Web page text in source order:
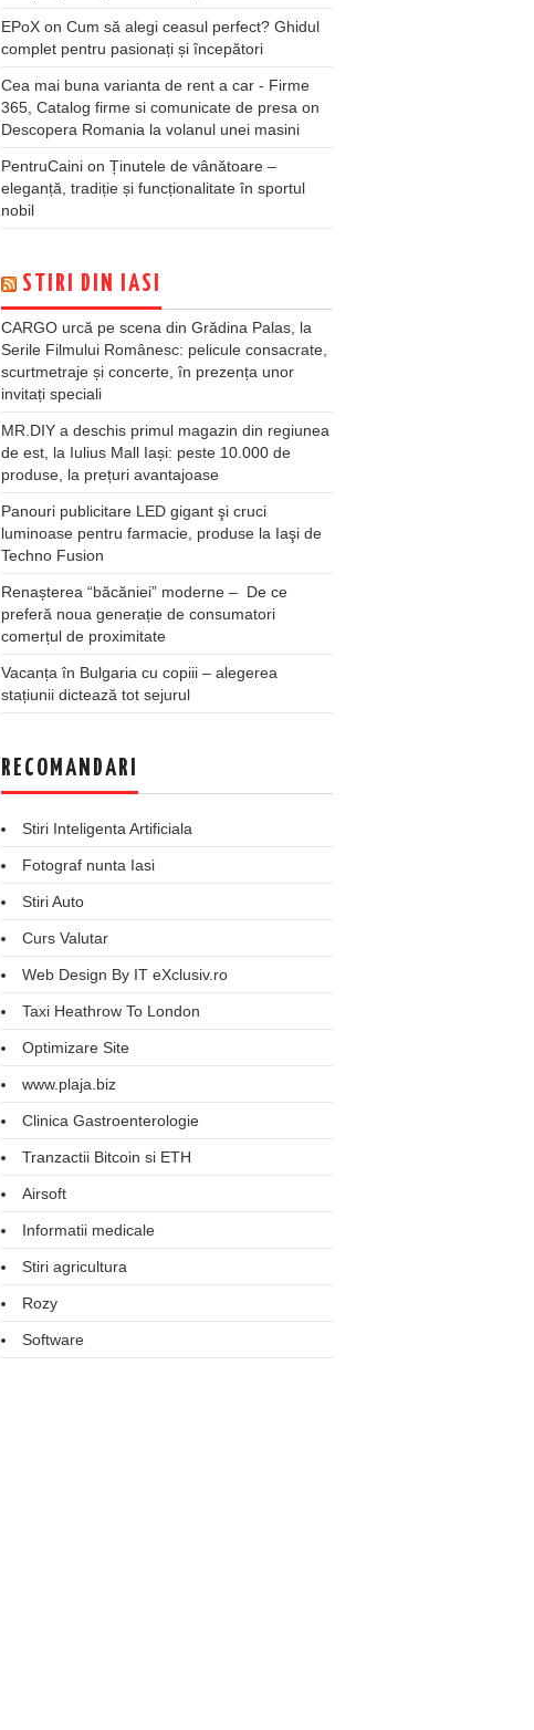
EPoX on Cum să alegi ceasul perfect? Ghidul
complet pentru pasionați și începători
Cea mai buna varianta de rent a car - Firme
365, Catalog firme si comunicate de presa on
Descopera Romania la volanul unei masini
PentruCaini on Ținutele de vânătoare –
eleganță, tradiție și funcționalitate în sportul
nobil
STIRI DIN IASI
CARGO urcă pe scena din Grădina Palas, la
Serile Filmului Românesc: pelicule consacrate,
scurtmetraje și concerte, în prezența unor
invitați speciali
MR.DIY a deschis primul magazin din regiunea
de est, la Iulius Mall Iași: peste 10.000 de
produse, la prețuri avantajoase
Panouri publicitare LED gigant şi cruci
luminoase pentru farmacie, produse la Iaşi de
Techno Fusion
Renașterea “băcăniei” moderne – De ce
preferă noua generație de consumatori
comerțul de proximitate
Vacanța în Bulgaria cu copiii – alegerea
stațiunii dictează tot sejurul
RECOMANDARI
Stiri Inteligenta Artificiala
Fotograf nunta Iasi
Stiri Auto
Curs Valutar
Web Design By IT eXclusiv.ro
Taxi Heathrow To London
Optimizare Site
www.plaja.biz
Clinica Gastroenterologie
Tranzactii Bitcoin si ETH
Airsoft
Informatii medicale
Stiri agricultura
Rozy
Software